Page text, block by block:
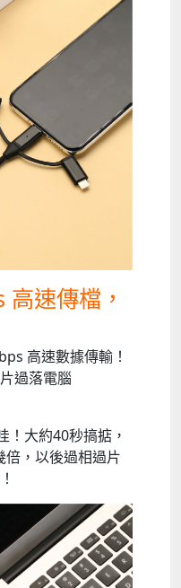
速傳檔，
高速數據傳輸！
過落電腦
！大約40秒搞掂，
倍，以後過相過片